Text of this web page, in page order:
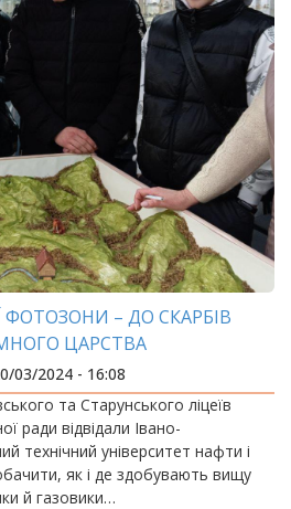
ФОТОЗОНИ – ДО СКАРБІВ
ЦАРСТВА
03/2024 - 16:08
та Старунського ліцеїв
ради відвідали Івано-
технічний університет нафти і
як і де здобувають вищу
й газовики…